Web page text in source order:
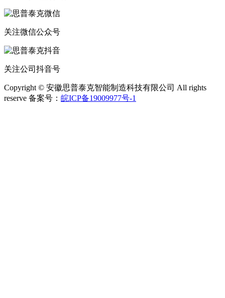
关注微信公众号
关注公司抖音号
Copyright © 安徽思普泰克智能制造科技有限公司 All rights
reserve 备案号： 皖ICP备19009977号-1